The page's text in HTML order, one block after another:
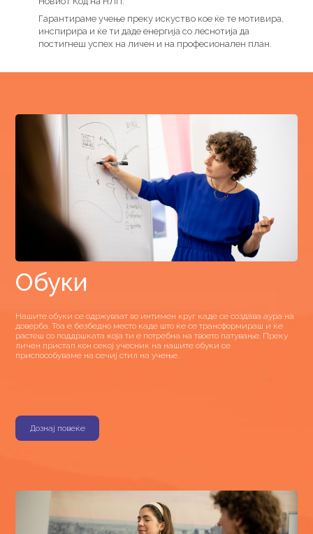
Гарантираме учење преку искуство кое ќе те мотивира,
инспирира и ќе ти даде енергија со леснотија да
постигнеш успех на личен и на професионален план.
Обуки
Нашите обуки се одржуваат во интимен круг каде се создава аура на
доверба. Тоа е безбедно место каде што ќе се трансформираш и ќе
растеш со поддршката која ти е потребна на твоето патување. Преку
личен пристап кон секој учесник на нашите обуки се
приспособуваме на сечиј стил на учење.
Дознај повеќе